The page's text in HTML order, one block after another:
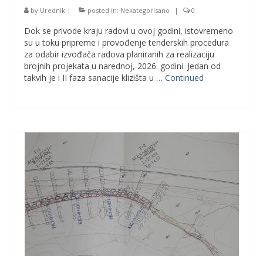
by Urednik | posted in: Nekategorisano | 0
Dok se privode kraju radovi u ovoj godini, istovremeno
su u toku pripreme i provođenje tenderskih procedura
za odabir izvođača radova planiranih za realizaciju
brojnih projekata u narednoj, 2026. godini. Jedan od
takvih je i II faza sanacije klizišta u … Continued